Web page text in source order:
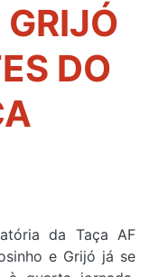
GRIJÓ
DO
da Taça AF
e Grijó já se